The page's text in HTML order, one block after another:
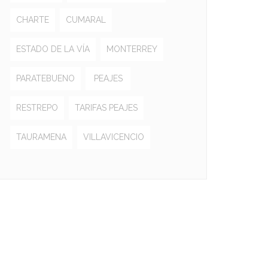
CHARTE CUMARAL
ESTADO DE LA VÍA MONTERREY
PARATEBUENO PEAJES
RESTREPO TARIFAS PEAJES
TAURAMENA VILLAVICENCIO